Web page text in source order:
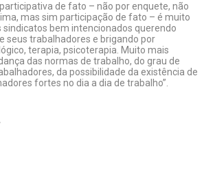
de fato – não por enquete, não
mas sim participação de fato – é muito
bem intencionados querendo
seus trabalhadores e brigando por
terapia, psicoterapia. Muito mais
das normas de trabalho, do grau de
da possibilidade da existência de
fortes no dia a dia de trabalho”.